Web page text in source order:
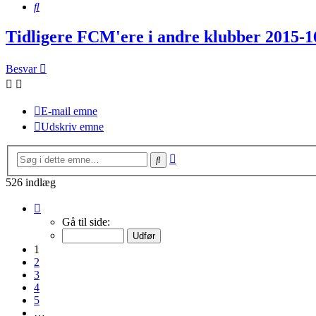
Søg
Tidligere FCM'ere i andre klubber 2015-
Besvar
E-mail emne
Udskriv emne
Søg
526 indlæg
Gå til side:
1
2
3
4
5
…